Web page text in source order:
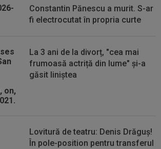
Dorit iar de Varga la CFR Cluj, Edi
decizia!
”Știi cine mă...
180 de milioane de euro pentru
Constantin Pănescu a murit. S-ar
fi electrocutat în propria curte
La 3 ani de la divorț, "cea mai
frumoasă actriță din lume" și-a
găsit liniștea
Lovitură de teatru: Denis Drăguș!
În pole-position pentru transferul